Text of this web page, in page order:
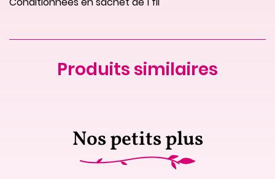
Produits similaires
Nos petits plus